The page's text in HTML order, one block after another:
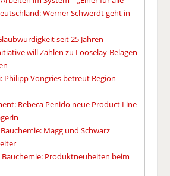
Werner Schwerdt geht in
seit 25 Jahren
will Zahlen zu Looselay-Belägen
Philipp Vongries betreut Region
Rebeca Penido neue Product Line
Bauchemie: Magg und Schwarz
Bauchemie: Produktneuheiten beim